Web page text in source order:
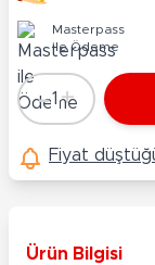
Masterpass
ile Ödeme
Adet
-1 +
Fiyat
Ürün Bilgisi